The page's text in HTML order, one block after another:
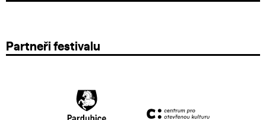
Partneři festivalu